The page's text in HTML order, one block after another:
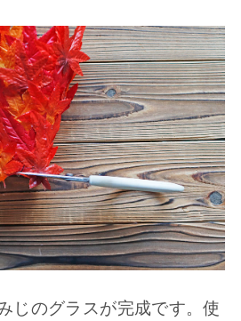
じのグラスが完成です。使